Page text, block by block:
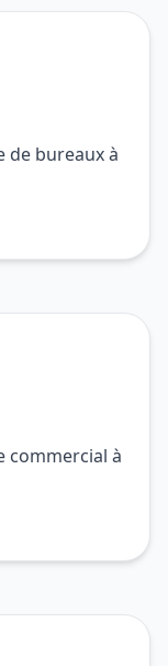
de bureaux à
commercial à